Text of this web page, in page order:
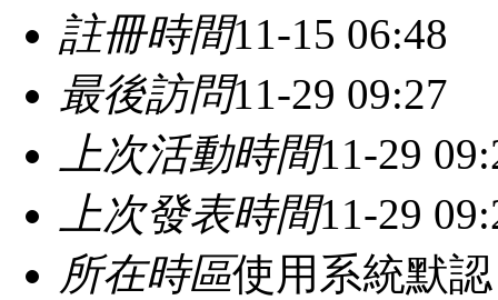
註冊時間11-15 06:48
最後訪問11-29 09:27
上次活動時間11-29
上次發表時間11-29
所在時區使用系統默認